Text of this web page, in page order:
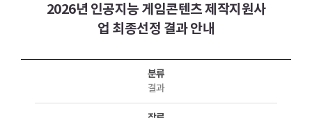
2026년 인공지능 게임콘텐츠 제작지원사
업 최종선정 결과 안내
분류
결과